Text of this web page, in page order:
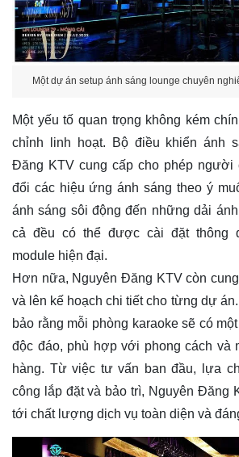
chỉnh linh hoạt. Bộ điều khiển ánh
Đăng KTV cung cấp cho phép người
đổi các hiệu ứng ánh sáng theo ý
ánh sáng sôi động đến những dải ánh
module hiện đại.
Hơn nữa, Nguyên Đăng KTV còn
và lên kế hoạch chi tiết cho từng dự
bảo rằng mỗi phòng karaoke sẽ có
độc đáo, phù hợp với phong cách và
hàng. Từ việc tư vấn ban đầu, lựa
công lắp đặt và bảo trì, Nguyên Đăng
tới chất lượng dịch vụ toàn diện và